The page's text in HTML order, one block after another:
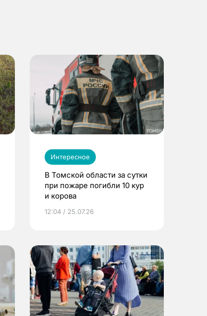
Интересное
В Томской области за сутки
при пожаре погибли 10 кур
и корова
12:04 / 25.07.26